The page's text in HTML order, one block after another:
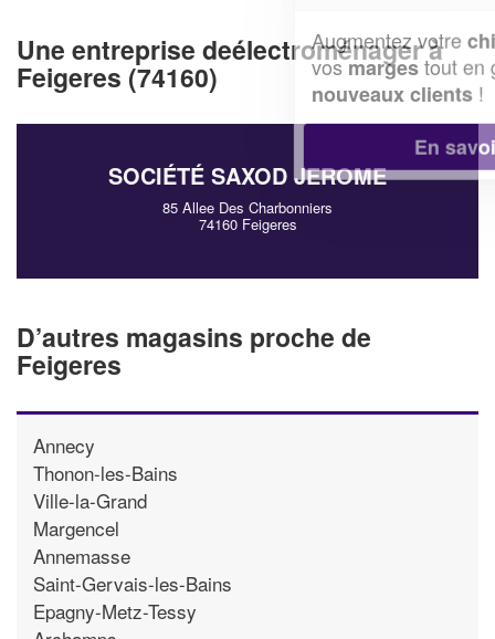
Une entreprise deélectroménager à
Feigeres (74160)
SOCIÉTÉ SAXOD JEROME
85 Allee Des Charbonniers
74160 Feigeres
D’autres magasins proche de
Feigeres
Annecy
Thonon-les-Bains
Ville-la-Grand
Margencel
Annemasse
Saint-Gervais-les-Bains
Epagny-Metz-Tessy
Augmentez votrechiffre d'affaireset
vosmargestout en gagnant de
nouveaux clients